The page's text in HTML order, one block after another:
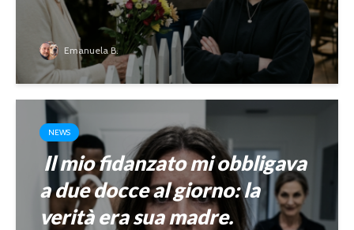
Emanuela B.
NEWS
Il mio fidanzato mi obbligava
a due docce al giorno: la
verità era sua madre.